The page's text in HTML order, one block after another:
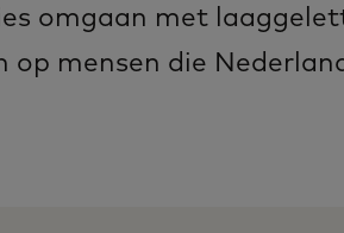
omgaan met
op mensen die